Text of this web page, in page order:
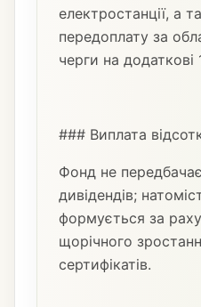
електростанції, а
передоплату за
черги на додаткові
### Виплата
Фонд не
дивідендів;
формується за
щорічного
сертифікатів.